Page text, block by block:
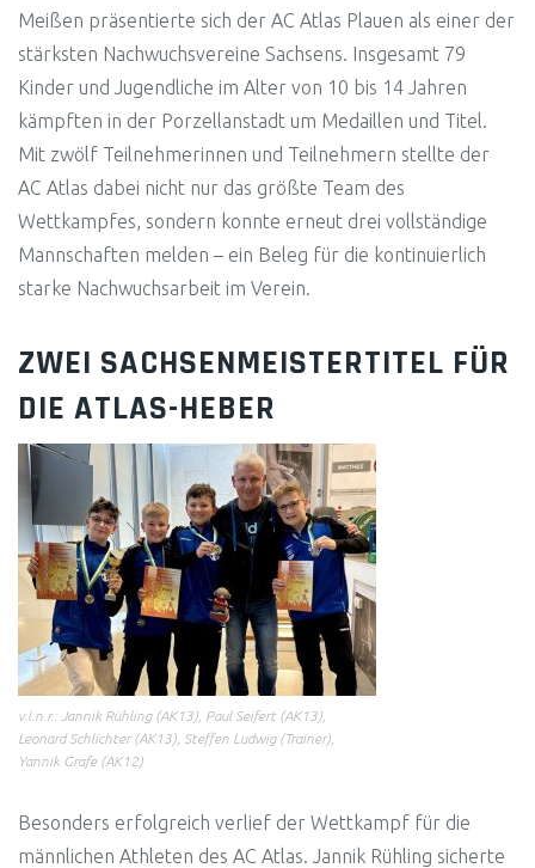
Meißen präsentierte sich der AC Atlas Plauen als einer der
stärksten Nachwuchsvereine Sachsens. Insgesamt 79
Kinder und Jugendliche im Alter von 10 bis 14 Jahren
kämpften in der Porzellanstadt um Medaillen und Titel.
Mit zwölf Teilnehmerinnen und Teilnehmern stellte der
AC Atlas dabei nicht nur das größte Team des
Wettkampfes, sondern konnte erneut drei vollständige
Mannschaften melden – ein Beleg für die kontinuierlich
starke Nachwuchsarbeit im Verein.
ZWEI SACHSENMEISTERTITEL FÜR
DIE ATLAS-HEBER
v.l.n.r.: Jannik Rühling (AK13), Paul Seifert (AK13),
Leonard Schlichter (AK13), Steffen Ludwig (Trainer),
Yannik Grafe (AK12)
Besonders erfolgreich verlief der Wettkampf für die
männlichen Athleten des AC Atlas. Jannik Rühling sicherte